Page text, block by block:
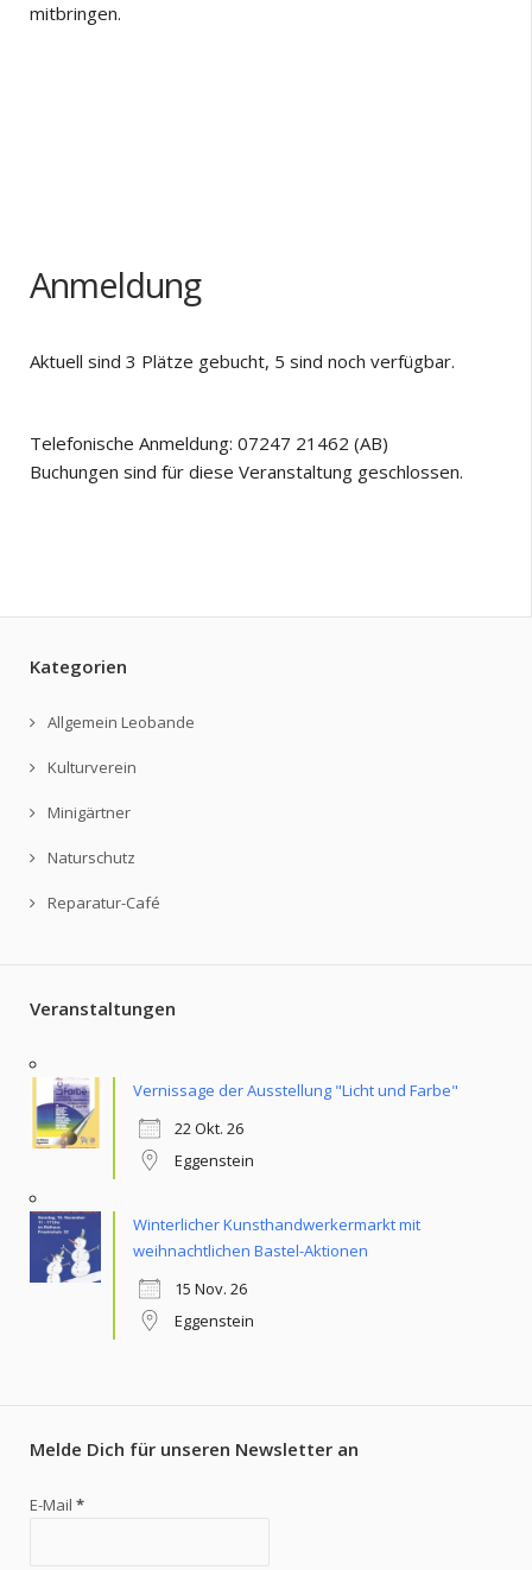
mitbringen.
Anmeldung
Aktuell sind 3 Plätze gebucht, 5 sind noch verfügbar.
Telefonische Anmeldung: 07247 21462 (AB)
Buchungen sind für diese Veranstaltung geschlossen.
Kategorien
Allgemein Leobande
Kulturverein
Minigärtner
Naturschutz
Reparatur-Café
Veranstaltungen
Vernissage der Ausstellung "Licht und Farbe"
22 Okt. 26
Eggenstein
Winterlicher Kunsthandwerkermarkt mit
weihnachtlichen Bastel-Aktionen
15 Nov. 26
Eggenstein
Melde Dich für unseren Newsletter an
E-Mail *